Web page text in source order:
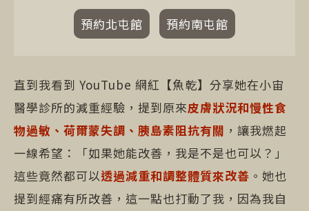
預約北屯館 預約南屯館
直到我看到 YouTube 網紅【魚乾】分享她在小宙
醫學診所的減重經驗，提到原來皮膚狀況和慢性食
物過敏、荷爾蒙失調、胰島素阻抗有關 ，讓我燃起
一線希望：「如果她能改善，我是不是也可以？」
這些竟然都可以透過減重和調整體質來改善 。她也
提到經痛有所改善，這一點也打動了我，因為我自